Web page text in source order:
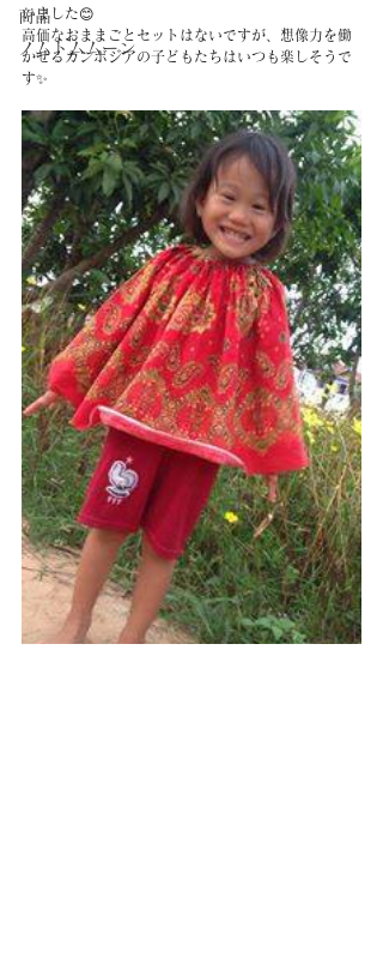
商品
ノムトムムーン
いました😊
高価なおままごとセットはないですが、想像力を働
かせるカンボジアの子どもたちはいつも楽しそうで
す✨